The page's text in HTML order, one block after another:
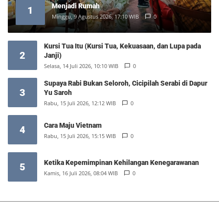
1 Menjadi Rumah
Minggu, 9 Agustus 2026, 17:10 WIB 0
2
Kursi Tua Itu (Kursi Tua, Kekuasaan, dan Lupa pada
Janji)
Selasa, 14 Juli 2026, 10:10 WIB 0
3
Supaya Rabi Bukan Seloroh, Cicipilah Serabi di Dapur
Yu Saroh
Rabu, 15 Juli 2026, 12:12 WIB 0
4 Cara Maju Vietnam
Rabu, 15 Juli 2026, 15:15 WIB 0
5 Ketika Kepemimpinan Kehilangan Kenegarawanan
Kamis, 16 Juli 2026, 08:04 WIB 0